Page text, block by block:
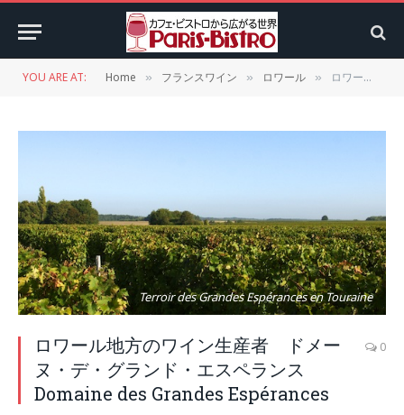
YOU ARE AT: Home » フランスワイン » ロワール » ロワール地方のワイン生産者 ドメーヌ・デ・グランド・エスペランス Domaine des Grandes Espérances
Terroir des Grandes Espérances en Touraine
ロワール地方のワイン生産者 ドメー
ヌ・デ・グランド・エスペランス
Domaine des Grandes Espérances
0